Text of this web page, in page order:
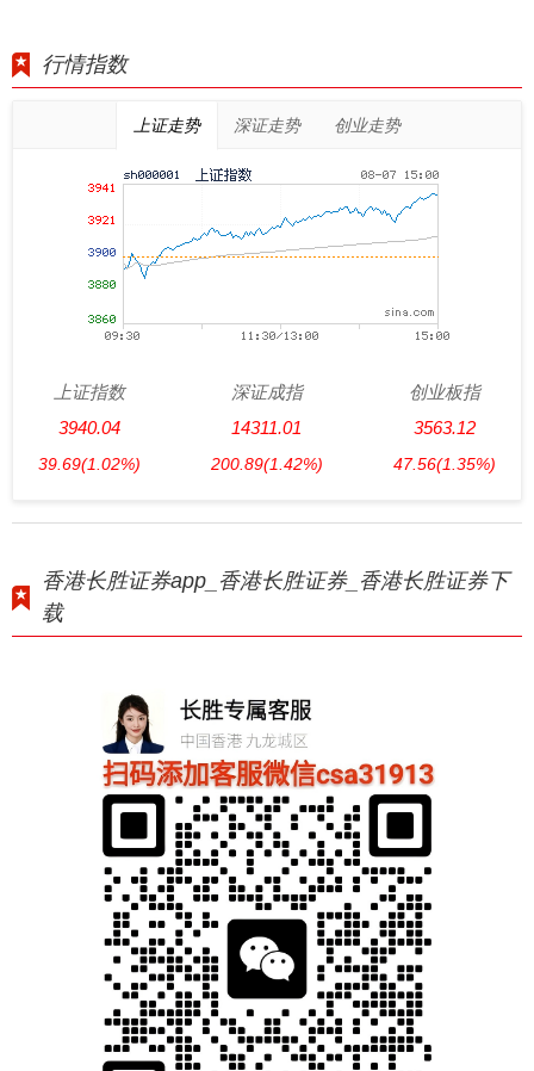
行情指数
上证走势 深证走势 创业走势
上证指数
3940.04
39.69(1.02%)
深证成指
14311.01
200.89(1.42%)
创业板指
3563.12
47.56(1.35%)
香港长胜证券app_香港长胜证券_香港长胜证券下
载